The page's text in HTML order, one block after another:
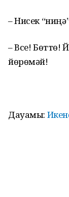
– Нисек
– Все! Бөттө!
йөрөмәй!
Дауамы: